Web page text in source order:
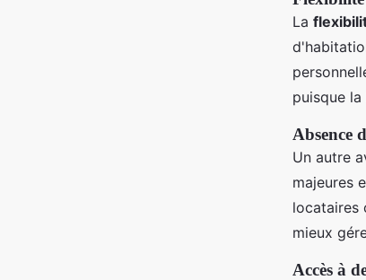
La
puisque
Absence
Un autre
majeures
locataires
mieux
Accès à